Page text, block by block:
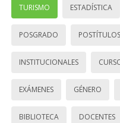
TURISMO ESTADÍSTICA
POSGRADO POSTÍTULOS
INSTITUCIONALES
EXÁMENES GÉNERO
BIBLIOTECA DOCENTES